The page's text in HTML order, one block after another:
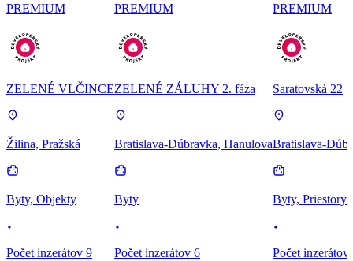
PREMIUM
ZELENÉ VLČINCE
Žilina, Pražská
Byty, Objekty
Počet inzerátov 9
PREMIUM
ZELENÉ ZÁLUHY 2. fáza
Bratislava-Dúbravka, Hanulova
Byty
Počet inzerátov 6
PREMIUM
Saratovská 22
Bratislava-
Byty, Priestory
Počet inzerátov